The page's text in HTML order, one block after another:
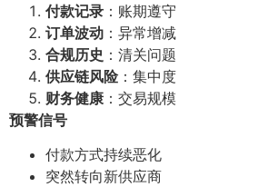
付款记录 ：账期遵守
订单波动 ：异常增减
合规历史 ：清关问题
供应链风险：集中度
财务健康 ：交易规模
预警信号
付款方式持续恶化
突然转向新供应商